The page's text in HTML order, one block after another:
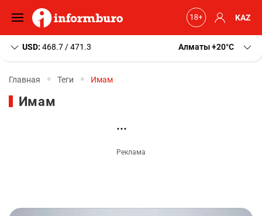
KAZ
USD: 468.7 / 471.3 Алматы+20 C
Главная Теги Имам
Имам